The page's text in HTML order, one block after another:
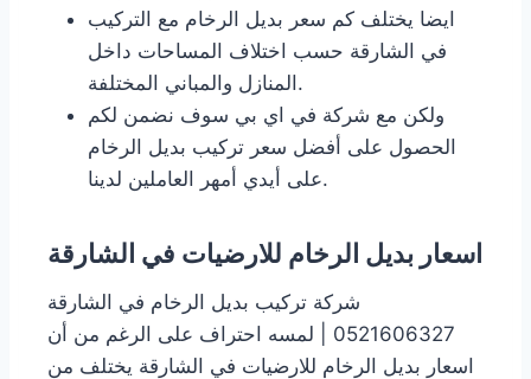
ايضا يختلف كم سعر بديل الرخام مع التركيب
في الشارقة حسب اختلاف المساحات داخل
المنازل والمباني المختلفة.
ولكن مع شركة في اي بي سوف نضمن لكم
الحصول على أفضل سعر تركيب بديل الرخام
على أيدي أمهر العاملين لدينا.
اسعار بديل الرخام للارضيات في الشارقة
شركة تركيب بديل الرخام في الشارقة
0521606327 | لمسه احتراف على الرغم من أن
اسعار بديل الرخام للارضيات في الشارقة يختلف من